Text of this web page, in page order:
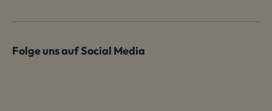
Folge uns auf Social Media